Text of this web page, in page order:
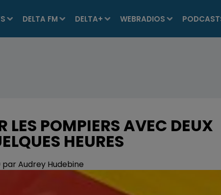
DELTA FM DELTA+ WEBRADIOS
LES POMPIERS AVEC DEUX
HEURES
Audrey Hudebine